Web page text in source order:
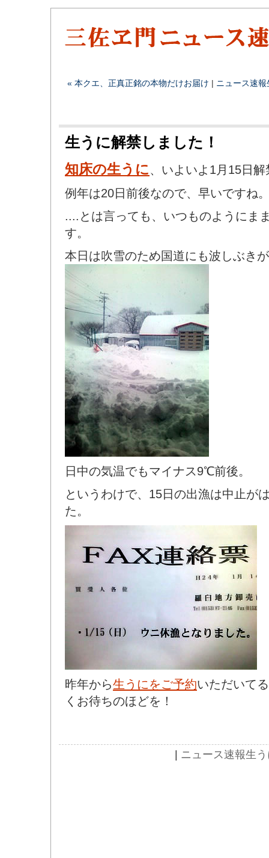
« 本クエ、正真正銘の本物だけお届け | ニュース速報
生うに解禁しました！
知床の生うに、いよいよ1月15日
例年は20日前後なので、早いですね
....とは言っても、いつものようにま
す。
本日は吹雪のため国道にも波しぶき
日中の気温でもマイナス9℃前後。
というわけで、15日の出漁は中止が
た。
昨年から生うにをご予約いただいて
くお待ちのほどを！
| ニュース速報生